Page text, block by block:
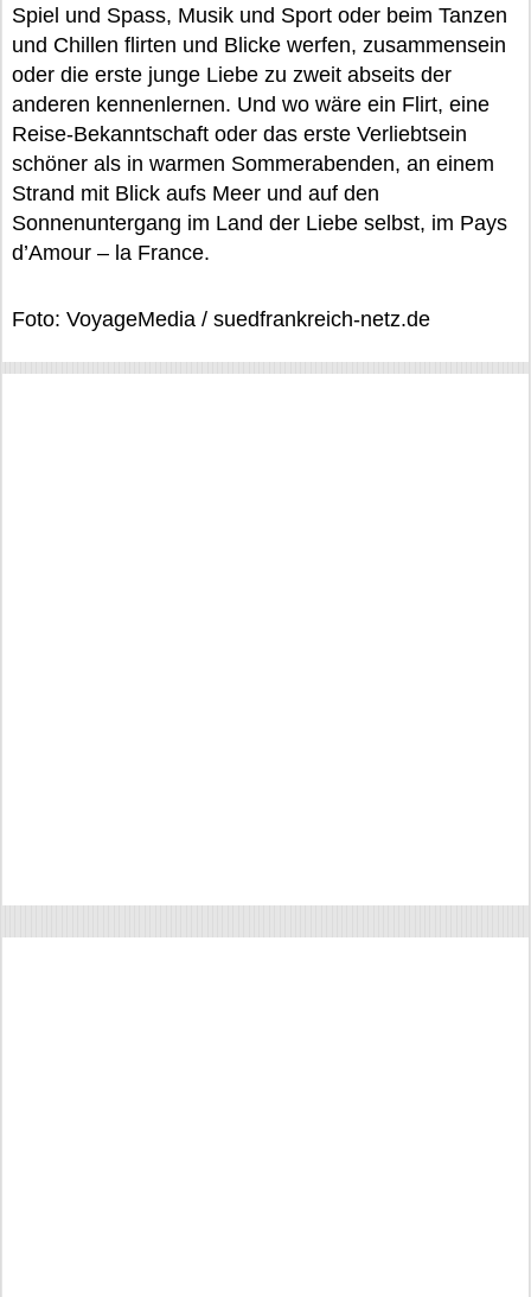
Spiel und Spass, Musik und Sport oder beim Tanzen
und Chillen flirten und Blicke werfen, zusammensein
oder die erste junge Liebe zu zweit abseits der
anderen kennenlernen. Und wo wäre ein Flirt, eine
Reise-Bekanntschaft oder das erste Verliebtsein
schöner als in warmen Sommerabenden, an einem
Strand mit Blick aufs Meer und auf den
Sonnenuntergang im Land der Liebe selbst, im Pays
d’Amour – la France.
Foto: VoyageMedia / suedfrankreich-netz.de